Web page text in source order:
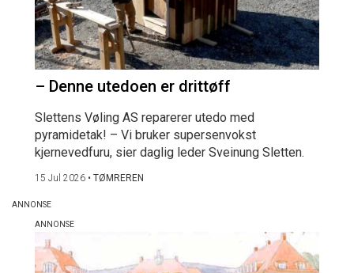
– Denne utedoen er drittøff
Slettens Vøling AS reparerer utedo med
pyramidetak! – Vi bruker supersenvokst
kjernevedfuru, sier daglig leder Sveinung Sletten.
15 Jul 2026 • TØMREREN